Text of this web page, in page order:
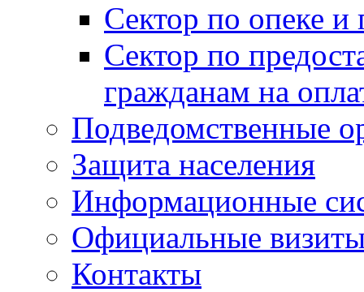
Сектор по опеке и
Сектор по
гражданам на
Подведомственные
Защита населения
Информационные
Официальные
Контакты